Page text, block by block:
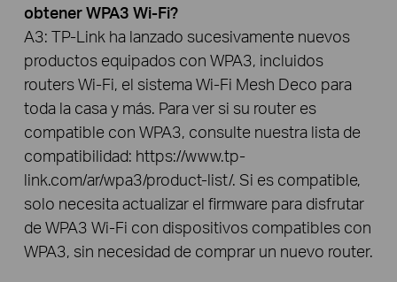
obtener WPA3 Wi-Fi?
A3: TP-Link ha lanzado sucesivamente nuevos
productos equipados con WPA3, incluidos
routers Wi-Fi, el sistema Wi-Fi Mesh Deco para
toda la casa y más. Para ver si su router es
compatible con WPA3, consulte nuestra lista de
compatibilidad: https://www.tp-
link.com/ar/wpa3/product-list/. Si es compatible,
solo necesita actualizar el firmware para disfrutar
de WPA3 Wi-Fi con dispositivos compatibles con
WPA3, sin necesidad de comprar un nuevo router.